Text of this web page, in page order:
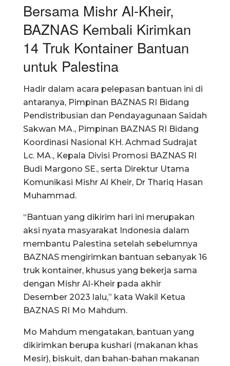
Bersama Mishr Al-Kheir,
BAZNAS Kembali Kirimkan
14 Truk Kontainer Bantuan
untuk Palestina
Hadir dalam acara pelepasan bantuan ini di
antaranya, Pimpinan BAZNAS RI Bidang
Pendistribusian dan Pendayagunaan Saidah
Sakwan MA., Pimpinan BAZNAS RI Bidang
Koordinasi Nasional KH. Achmad Sudrajat
Lc. MA., Kepala Divisi Promosi BAZNAS RI
Budi Margono SE., serta Direktur Utama
Komunikasi Mishr Al Kheir, Dr Thariq Hasan
Muhammad.
“Bantuan yang dikirim hari ini merupakan
aksi nyata masyarakat Indonesia dalam
membantu Palestina setelah sebelumnya
BAZNAS mengirimkan bantuan sebanyak 16
truk kontainer, khusus yang bekerja sama
dengan Mishr Al-Kheir pada akhir
Desember 2023 lalu,” kata Wakil Ketua
BAZNAS RI Mo Mahdum.
Mo Mahdum mengatakan, bantuan yang
dikirimkan berupa kushari (makanan khas
Mesir), biskuit, dan bahan-bahan makanan